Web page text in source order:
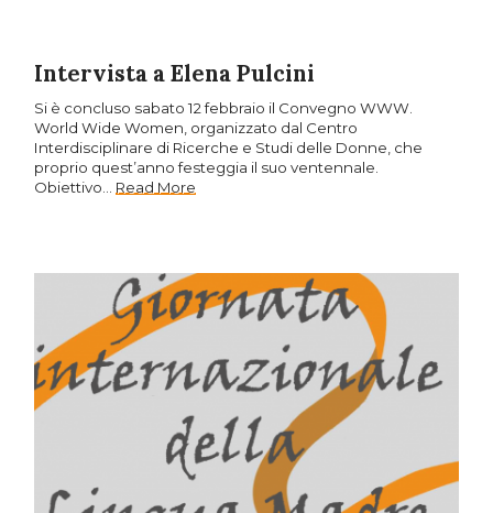
Intervista a Elena Pulcini
Si è concluso sabato 12 febbraio il Convegno WWW.
World Wide Women, organizzato dal Centro
Interdisciplinare di Ricerche e Studi delle Donne, che
proprio quest’anno festeggia il suo ventennale.
Obiettivo… Read More